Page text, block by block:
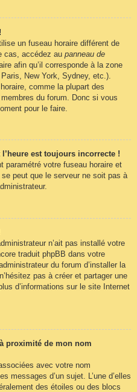
un fuseau horaire différent de
cas, accédez au panneau de
afin qu’il corresponde à la zone
New York, Sydney, etc.).
comme la plupart des
du forum. Donc si vous
pour le faire.
est toujours incorrecte !
paramétré votre fuseau horaire et
peut que le serveur ne soit pas à
n’ait pas installé votre
traduit phpBB dans votre
du forum d’installer la
pas à créer et partager une
d’informations sur le site Internet
proximité de mon nom
avec votre nom
messages d’un sujet. L’une d’elles
des étoiles ou des blocs